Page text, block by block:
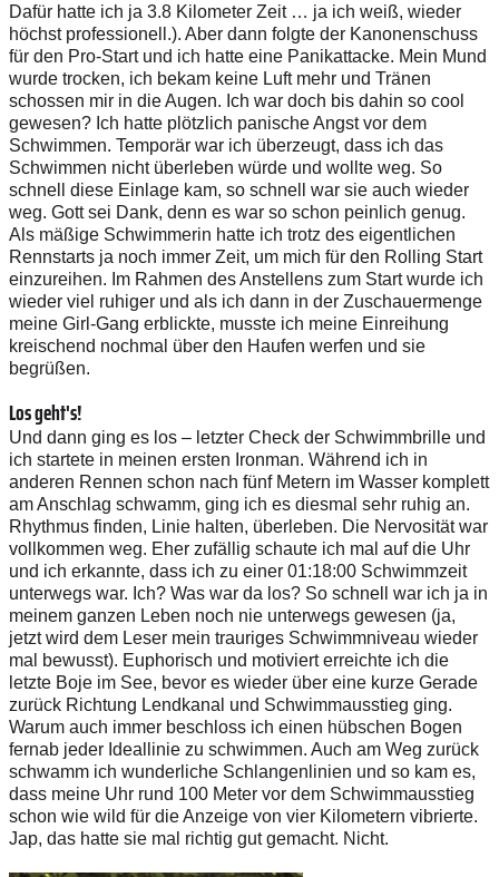
Dafür hatte ich ja 3.8 Ki ometer Zeit … ja ich weiß, wieder
höchst professione l.). Aber dann fo gte der Kanonenschuss
für den Pro-Start und ich hatte eine Panikattacke. Mein Mund
wurde trocken, ich bekam keine Luft mehr und Tränen
schossen mir in die Augen. ch war doch bis dahin so coo
gewesen? ch hatte p ötz lich panischeAngst vor dem
Schwimmen. Temporär war ich überzeugt, dass ich das
Schwimmen nicht über eben würde und wol te weg. So
schnell diese Ein age kam, so schnell war sie auch wieder
weg. Gott sei Dank, denn es war so schon pein ich genug.
A ls mäßige Schwimmerin hatte ich trotz des eigentl ichen
Rennstarts ja noch immer Zeit, um mich für den Ro ing Start
einzureihen. Im Rahmen desAnste ens zum Startwurde ich
wieder viel ruhiger und a s ich dann in der Zuschauermenge
meine Gir -Gang erb ickte, musste ich meine Einreihung
kreischend nochma l über den Haufen werfen und sie
begrüßen.
Los geht's!
Und dann ging es los – etzter Check der Schwimmbri le und
ich startete in meinen ersten ronman. Während ich in
anderen Rennen schon nach fünf Metern im Wasser komp ett
amAnsch ag schwamm, ging ich es diesma l sehr ruhig an.
Rhythmus finden, Linie ha ten, überleben. Die Nervositätwar
vo kommen weg. Eher zufä ig schaute ich ma l auf die Uhr
und ich erkannte, dass ich zu einer 01:18:00 Schwimmzeit
unterwegs war. ch? Was war da los? So schnell war ich ja in
meinem ganzen Leben noch nie unterwegs gewesen (ja,
jetztwird dem Leser mein trauriges Schwimmniveau wieder
ma l bewusst). Euphorisch und motiviert erreichte ich die
etzte Boje im See, bevor es wieder über eine kurze Gerade
zurück Richtung Lend kanal und Schwimmausstieg ging.
Warum auch immer besch loss ich einen hübschen Bogen
fernab jeder dea inie zu schwimmen. Auch am Weg zurück
schwamm ich wunderliche Sch angen inien und so kam es,
dass meine Uhr rund 100 Meter vor dem Schwimmausstieg
schon wie wi d für die Anzeige von vier Ki ometern vibrierte.
Jap, das hatte sie ma richtig gutgemacht. N icht.